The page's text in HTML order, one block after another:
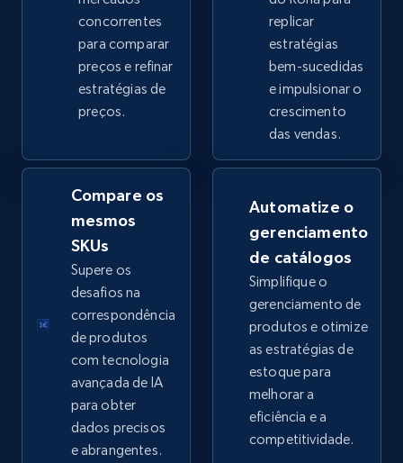
Comece agora
eBay - Collect products from shops on eBay
URL, Product id, Title, Seller name, Seller rating,
Seller reviews, Breadcrumbs, Root category, and
more.
2.5K+ Comece agora
eBay - Collect records by category
URL, Product id, Title, Seller name, Seller rating,
Seller reviews, Breadcrumbs, Root category, and
2.5K+ 359+ Comece agora
concorrentes
para comparar
preços e refinar
estratégias de
preços.
replicar
estratégias
bem-sucedidas
e impulsionar o
crescimento
das vendas.
Compare os
mesmos
SKUs
Supere os
desafios na
correspondência
de produtos
com tecnologia
avançada de IA
para obter
dados precisos
e abrangentes.
Automatize o
gerenciamento
de catálogos
Simplifique o
gerenciamento de
produtos e otimize
as estratégias de
estoque para
melhorar a
eficiência e a
competitividade.